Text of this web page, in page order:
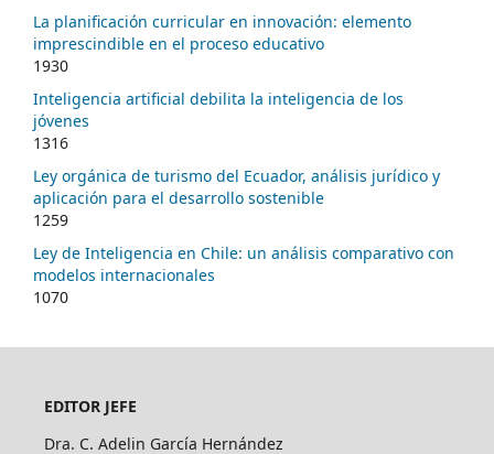
La planificación curricular en innovación: elemento
imprescindible en el proceso educativo
1930
Inteligencia artificial debilita la inteligencia de los
jóvenes
1316
Ley orgánica de turismo del Ecuador, análisis jurídico y
aplicación para el desarrollo sostenible
1259
Ley de Inteligencia en Chile: un análisis comparativo con
modelos internacionales
1070
EDITOR JEFE
Dra. C. Adelin García Hernández